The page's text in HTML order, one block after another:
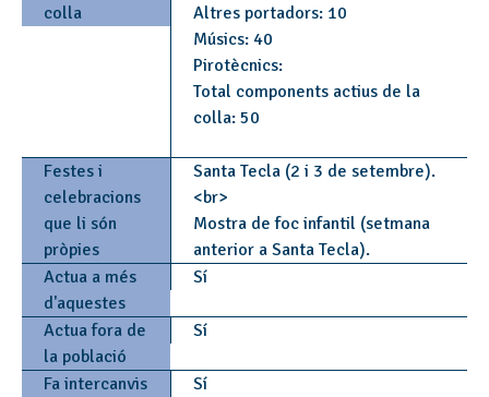
colla
Altres portadors: 10
Músics: 40
Pirotècnics:
Total components actius de la
colla: 50
Festes i
celebracions
que li són
pròpies
Santa Tecla (2 i 3 de setembre).
<br>
Mostra de foc infantil (setmana
anterior a Santa Tecla).
Actua a més
d'aquestes
Sí
Actua fora de
la població
Sí
Fa intercanvis
Sí